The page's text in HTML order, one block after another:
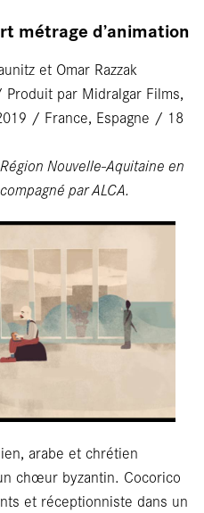
métrage d’animation
et Omar Razzak
par Midralgar Films,
/ France, Espagne / 18
Nouvelle-Aquitaine en
par ALCA.
arabe et chrétien
chœur byzantin. Cocorico
et réceptionniste dans un